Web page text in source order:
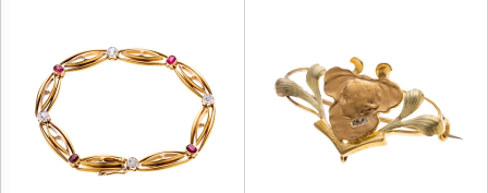
von einer zarten Schleife
mit 29 Diamantrosen an